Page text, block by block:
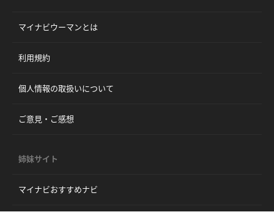
マイナビウーマンとは
利用規約
個人情報の取扱いについて
ご意見・ご感想
姉妹サイト
マイナビおすすめナビ